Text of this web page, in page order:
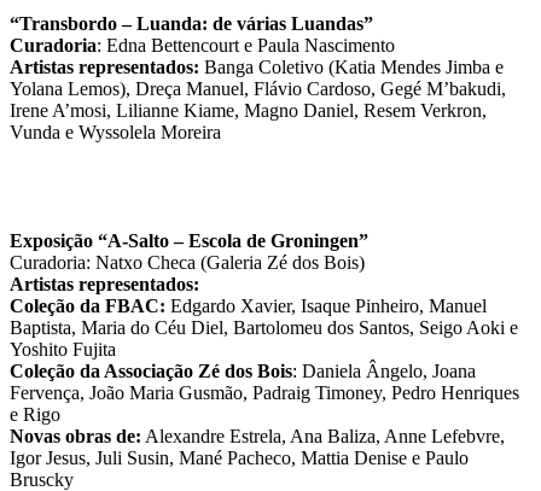
“Transbordo – Luanda: de várias Luandas”
Curadoria: Edna Bettencourt e Paula Nascimento
Artistas representados: Banga Coletivo (Katia Mendes Jimba e
Yolana Lemos), Dreça Manuel, Flávio Cardoso, Gegé M’bakudi,
Irene A’mosi, Lilianne Kiame, Magno Daniel, Resem Verkron,
Vunda e Wyssolela Moreira
Exposição “A-Salto – Escola de Groningen”
Curadoria: Natxo Checa (Galeria Zé dos Bois)
Artistas representados:
Coleção da FBAC: Edgardo Xavier, Isaque Pinheiro, Manuel
Baptista, Maria do Céu Diel, Bartolomeu dos Santos, Seigo Aoki e
Yoshito Fujita
Coleção da Associação Zé dos Bois: Daniela Ângelo, Joana
Fervença, João Maria Gusmão, Padraig Timoney, Pedro Henriques
e Rigo
Novas obras de: Alexandre Estrela, Ana Baliza, Anne Lefebvre,
Igor Jesus, Juli Susin, Mané Pacheco, Mattia Denise e Paulo
Bruscky